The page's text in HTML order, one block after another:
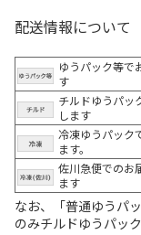
配送情報について
ゆうパック等で
す
チルドゆうパッ
します
冷凍ゆうパック
ます。
佐川急便でのお
ます
なお、「普通ゆうパ
のみチルドゆうパッ